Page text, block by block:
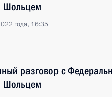
года, 16:35
разговор с